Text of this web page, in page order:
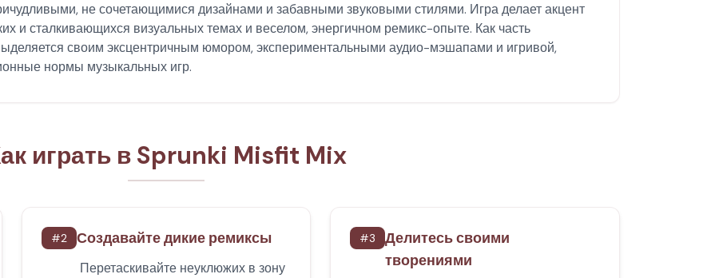
не сочетающимися дизайнами и забавными звуковыми стилями. Игра делает акцент
и сталкивающихся визуальных темах и веселом, энергичном ремикс-опыте. Как часть
своим эксцентричным юмором, экспериментальными аудио-мэшапами и игривой,
нормы музыкальных игр.
играть в Sprunki Misfit Mix
#2 Создавайте дикие ремиксы
Перетаскивайте неуклюжих в зону
#3
Делитесь своими
творениями